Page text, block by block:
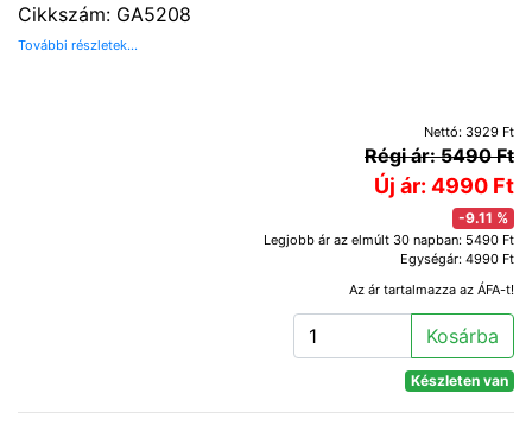
Cikkszám: GA5208
További részletek...
Nettó: 3929 Ft
Régi ár: 5490 Ft
Új ár: 4990 Ft
-9.11 %
Legjobb ár az elmúlt 30 napban: 5490 Ft
Egységár: 4990 Ft
Az ár tartalmazza az ÁFA-t!
Kosárba
Készleten van